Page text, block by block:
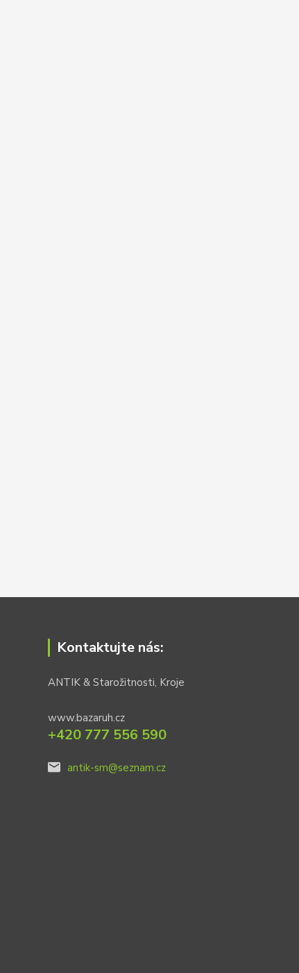
Kontaktujte nás:
ANTIK & Starožitnosti, Kroje
www.bazaruh.cz
+420 777 556 590
antik-sm@seznam.cz